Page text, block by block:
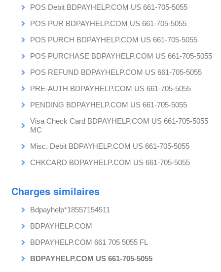
POS Debit BDPAYHELP.COM US 661-705-5055
POS PUR BDPAYHELP.COM US 661-705-5055
POS PURCH BDPAYHELP.COM US 661-705-5055
POS PURCHASE BDPAYHELP.COM US 661-705-5055
POS REFUND BDPAYHELP.COM US 661-705-5055
PRE-AUTH BDPAYHELP.COM US 661-705-5055
PENDING BDPAYHELP.COM US 661-705-5055
Visa Check Card BDPAYHELP.COM US 661-705-5055
MC
Misc. Debit BDPAYHELP.COM US 661-705-5055
CHKCARD BDPAYHELP.COM US 661-705-5055
Charges similaires
Bdpayhelp*18557154511
BDPAYHELP.COM
BDPAYHELP.COM 661 705 5055 FL
BDPAYHELP.COM US 661-705-5055